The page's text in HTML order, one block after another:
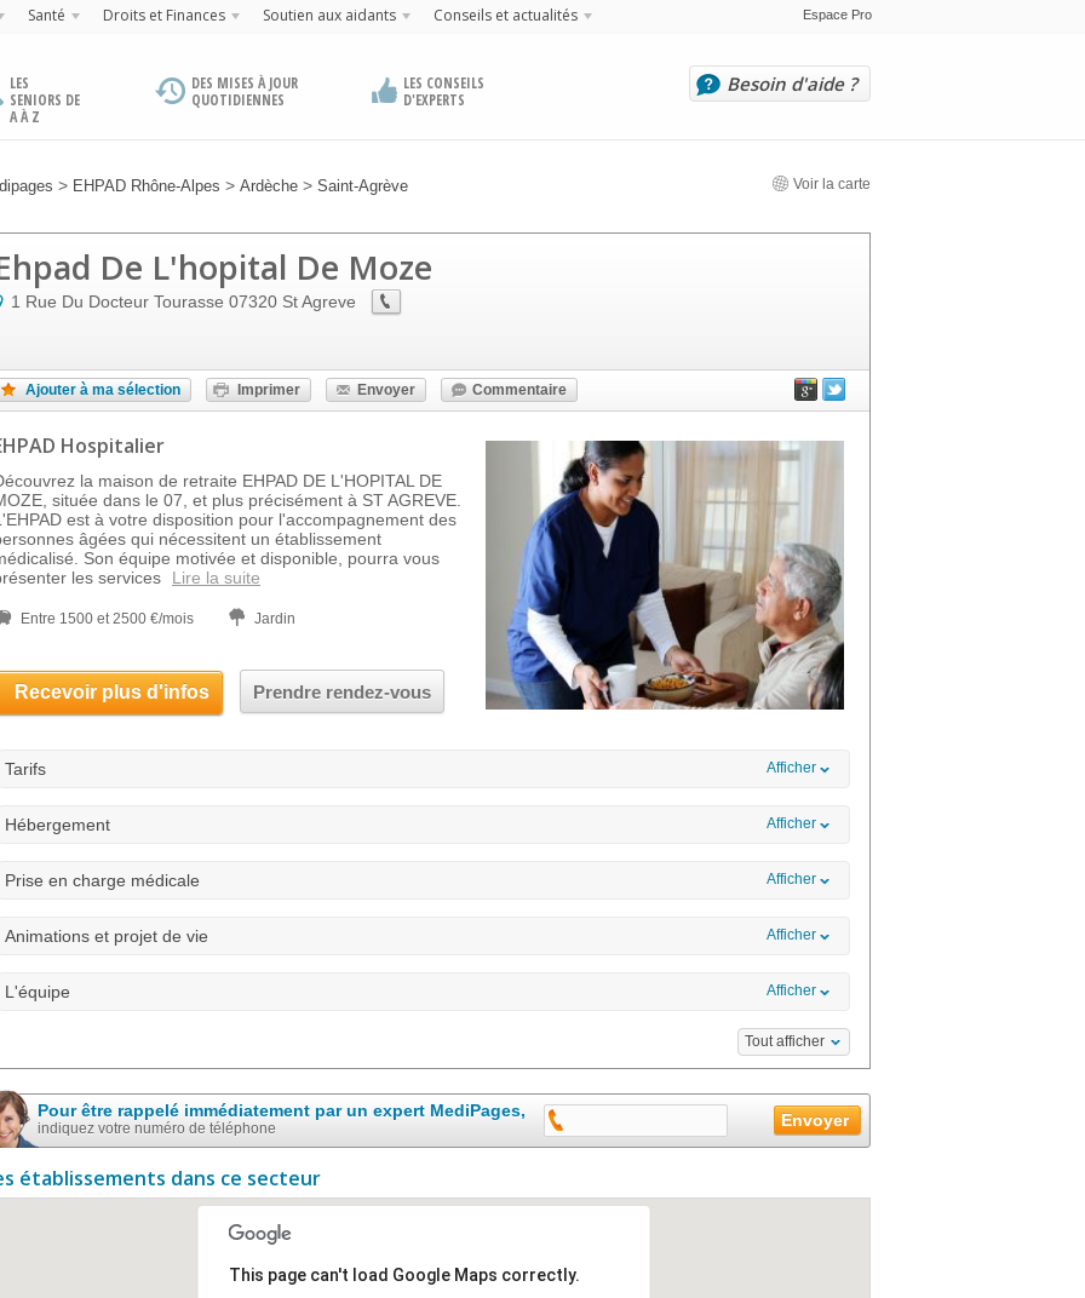
Santé Droits et Finances Soutien aux aidants Conseils et actualités Espace Pro
LES
SENIORS DE
A À Z
DES MISES À JOUR
QUOTIDIENNES
LES CONSEILS
D'EXPERTS
Besoin d'aide ?
> EHPAD Rhône-Alpes > Ardèche > Saint-Agrève Voir la carte
De L'hopital De Moze
1 Rue Du Docteur Tourasse 07320 St Agreve
Ajouter à ma sélection Imprimer Envoyer Commentaire
Hospitalier
la maison de retraite EHPAD DE L'HOPITAL DE
située dans le 07, et plus précisément à ST AGREVE.
est à votre disposition pour l'accompagnement des
âgées qui nécessitent un établissement
Son équipe motivée et disponible, pourra vous
les services
Lire la suite
Entre 1500 et 2500 €/mois Jardin
Recevoir plus d'infos Prendre rendez-vous
Tarifs Afficher
Hébergement Afficher
Prise en charge médicale Afficher
Animations et projet de vie Afficher
L'équipe Afficher
Tout afficher
Pour être rappelé immédiatement par un expert MediPages,
indiquez votre numéro de téléphone
établissements dans ce secteur
This page can't load Google Maps correctly.